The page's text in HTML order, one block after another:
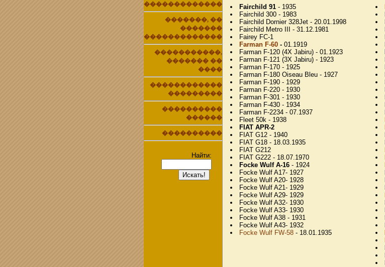
�������������
�������, ��
�������
�������������
�����������,
������� ��
����
������������
���������
����������
������
����������
Найти:
Fairchild 91 - 1935
Fairchild 300 - 1983
Fairchild Dornier 328Jet - 20.01.1998
Fairchild Metro III - 31.12.1981
Fairey FC-1
Farman F-60 - 01.1919
Farman F-120 (4X Jabiru) - 01.1923
Farman F-121 (3X Jabiru) - 1923
Farman F-170 - 1925
Farman F-180 Oiseau Bleu - 1927
Farman F-190 - 1929
Farman F-220 - 1930
Farman F-301 - 1930
Farman F-430 - 1934
Farman F-2234 - 07.1937
Fleet 50k - 1938
FIAT APR-2
FIAT G12 - 1940
FIAT G18 - 18.03.1935
FIAT G212
FIAT G222 - 18.07.1970
Focke Wulf A-16 - 1924
Focke Wulf A17- 1927
Focke Wulf A20- 1928
Focke Wulf A21- 1929
Focke Wulf A29- 1929
Focke Wulf A32- 1930
Focke Wulf A33- 1930
Focke Wulf A38 - 1931
Focke Wulf A43- 1932
Focke Wulf FW-58 - 18.01.1935